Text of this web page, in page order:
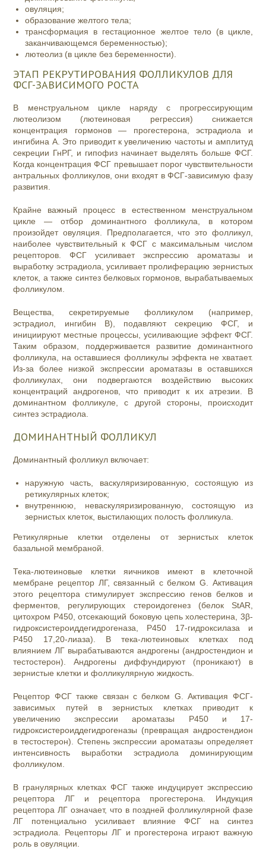
овуляция;
образование желтого тела;
трансформация в гестационное желтое тело (в цикле,
заканчивающемся беременностью);
лютеолиз (в цикле без беременности).
ЭТАП РЕКРУТИРОВАНИЯ ФОЛЛИКУЛОВ ДЛЯ
ФСГ-ЗАВИСИМОГО РОСТА
В менструальном цикле наряду с прогрессирующим
лютеолизом (лютеиновая регрессия) снижается
концентрация гормонов — прогестерона, эстрадиола и
ингибина А. Это приводит к увеличению частоты и амплитуд
секреции ГнРГ, и гипофиз начинает выделять больше ФСГ.
Когда концентрация ФСГ превышает порог чувствительности
антральных фолликулов, они входят в ФСГ-зависимую фазу
развития.
Крайне важный процесс в естественном менструальном
цикле — отбор доминантного фолликула, в котором
произойдет овуляция. Предполагается, что это фолликул,
наиболее чувствительный к ФСГ с максимальным числом
рецепторов. ФСГ усиливает экспрессию ароматазы и
выработку эстрадиола, усиливает пролиферацию зернистых
клеток, а также синтез белковых гормонов, вырабатываемых
фолликулом.
Вещества, секретируемые фолликулом (например,
эстрадиол, ингибин В), подавляют секрецию ФСГ, и
инициируют местные процессы, усиливающие эффект ФСГ.
Таким образом, поддерживается развитие доминантного
фолликула, на оставшиеся фолликулы эффекта не хватает.
Из-за более низкой экспрессии ароматазы в оставшихся
фолликулах, они подвергаются воздействию высоких
концентраций андрогенов, что приводит к их атрезии. В
доминантном фолликуле, с другой стороны, происходит
синтез эстрадиола.
ДОМИНАНТНЫЙ ФОЛЛИКУЛ
Доминантный фолликул включает:
наружную часть, васкуляризированную, состоящую из
ретикулярных клеток;
внутреннюю, неваскуляризированную, состоящую из
зернистых клеток, выстилающих полость фолликула.
Ретикулярные клетки отделены от зернистых клеток
базальной мембраной.
Тека-лютеиновые клетки яичников имеют в клеточной
мембране рецептор ЛГ, связанный с белком G. Активация
этого рецептора стимулирует экспрессию генов белков и
ферментов, регулирующих стероидогенез (белок StAR,
цитохром Р450, отсекающий боковую цепь холестерина, 3β-
гидроксистероиддегидрогеназа, Р450 17-гидроксилаза и
Р450 17,20-лиаза). В тека-лютеиновых клетках под
влиянием ЛГ вырабатываются андрогены (андростендион и
тестостерон). Андрогены диффундируют (проникают) в
зернистые клетки и фолликулярную жидкость.
Рецептор ФСГ также связан с белком G. Активация ФСГ-
зависимых путей в зернистых клетках приводит к
увеличению экспрессии ароматазы Р450 и 17-
гидроксистероиддегидрогеназы (превращая андростендион
в тестостерон). Степень экспрессии ароматазы определяет
интенсивность выработки эстрадиола доминирующим
фолликулом.
В гранулярных клетках ФСГ также индуцирует экспрессию
рецептора ЛГ и рецептора прогестерона. Индукция
рецептора ЛГ означает, что в поздней фолликулярной фазе
ЛГ потенциально усиливает влияние ФСГ на синтез
эстрадиола. Рецепторы ЛГ и прогестерона играют важную
роль в овуляции.